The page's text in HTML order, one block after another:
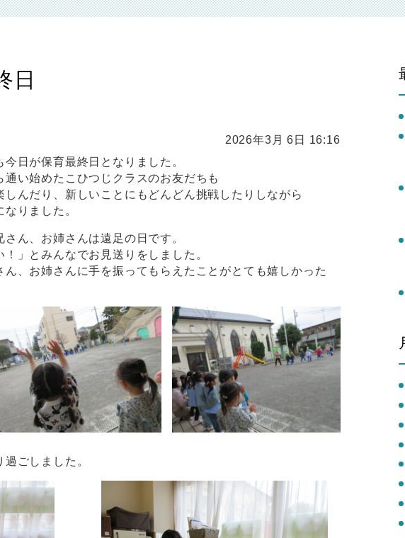
日
2026年3月 6日 16:16
日が保育最終日となりました。
い始めたこひつじクラスのお友だちも
んだり、新しいことにもどんどん挑戦したりしながら
りました。
ん、お姉さんは遠足の日です。
」とみんなでお見送りをしました。
ん、お姉さんに手を振ってもらえたことがとても嬉しかった
ごしました。